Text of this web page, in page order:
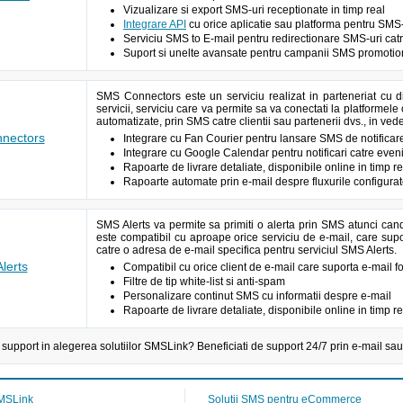
Vizualizare si export SMS-uri receptionate in timp real
Integrare API cu orice aplicatie sau platforma pentru
Serviciu SMS to E-mail pentru redirectionare SMS-uri
Suport si unelte avansate pentru campanii SMS
SMS Connectors este un serviciu realizat in parteneriat cu
servicii, serviciu care va permite sa va conectati la
automatizate, prin SMS catre clientii sau partenerii dvs., in
Integrare cu Fan Courier pentru lansare SMS de
Integrare cu Google Calendar pentru notificari catre
Rapoarte de livrare detaliate, disponibile online in timp
Rapoarte automate prin e-mail despre fluxurile
SMS Alerts va permite sa primiti o alerta prin SMS atunci
este compatibil cu aproape orice serviciu de e-mail, care
catre o adresa de e-mail specifica pentru serviciul SMS Alerts.
Compatibil cu orice client de e-mail care suporta e-mail
Filtre de tip white-list si anti-spam
Personalizare continut SMS cu informatii despre e-mail
Rapoarte de livrare detaliate, disponibile online in timp
in alegerea solutiilor SMSLink? Beneficiati de support 24/7 prin e-mail
Solutii SMS pentru eCommerce